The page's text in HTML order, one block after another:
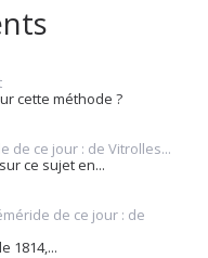
cette méthode ?
de ce jour : de Vitrolles...
ce sujet en...
de ce jour : de
1814,...